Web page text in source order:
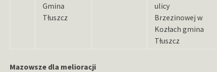
Gmina
Tłuszcz
ulicy
Brzezinowej w
Kozłach gmina
Tłuszcz
Mazowsze dla melioracji